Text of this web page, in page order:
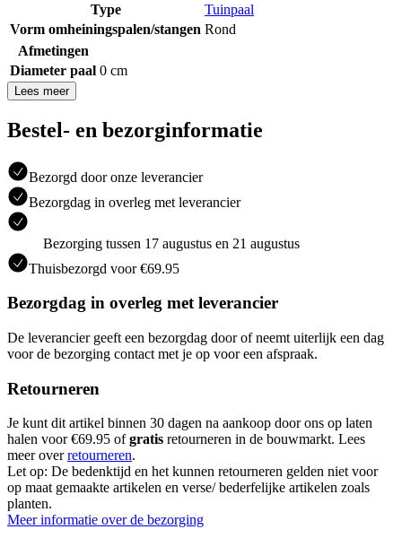
Type
Tuinpaal
Vorm omheiningspalen/stangen Rond
Afmetingen
Diameter paal 0 cm
Lees meer
Bestel- en bezorginformatie
Bezorgd door onze leverancier
Bezorgdag in overleg met leverancier
Bezorging tussen 17 augustus en 21 augustus
Thuisbezorgd voor €69.95
Bezorgdag in overleg met leverancier
De leverancier geeft een bezorgdag door of neemt uiterlijk een dag
voor de bezorging contact met je op voor een afspraak.
Retourneren
Je kunt dit artikel binnen 30 dagen na aankoop door ons op laten
halen voor €69.95 ofgratis retourneren in de bouwmarkt. Lees
meer overretourneren.
Let op: De bedenktijd en het kunnen retourneren gelden niet voor
op maat gemaakte artikelen en verse/ bederfelijke artikelen zoals
planten.
Meer informatie over de bezorging